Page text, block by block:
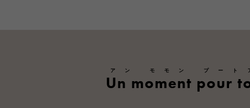
Un moment pour
アン モモン プート